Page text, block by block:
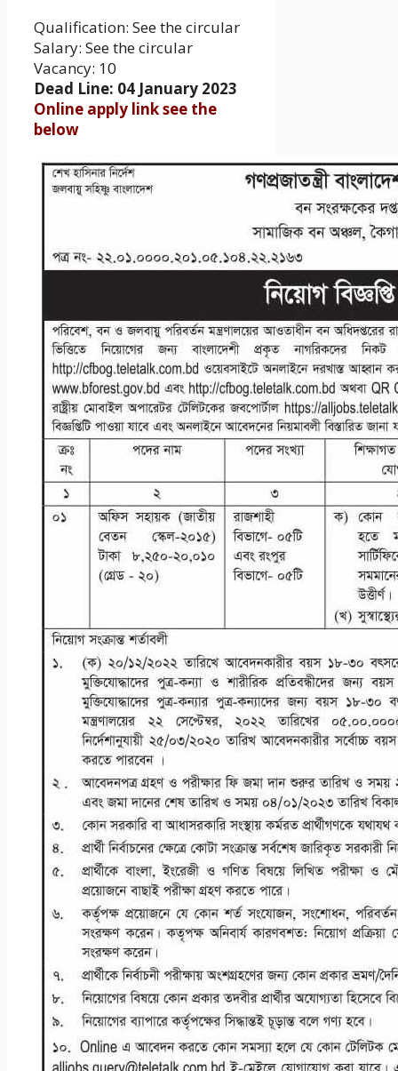
Qualification: See the circular
Salary: See the circular
Vacancy: 10
Dead Line: 04 January 2023
Online apply link see the
below